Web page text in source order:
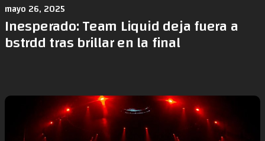
mayo 26, 2025
Inesperado: Team Liquid deja fuera a
bstrdd tras brillar en la final